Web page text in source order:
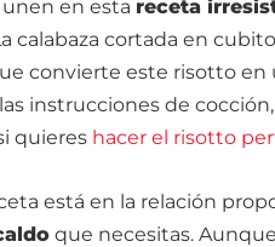
unen en esta receta
calabaza cortada en
convierte este risotto en
instrucciones de
quieres hacer el risotto
está en la relación
que necesitas.